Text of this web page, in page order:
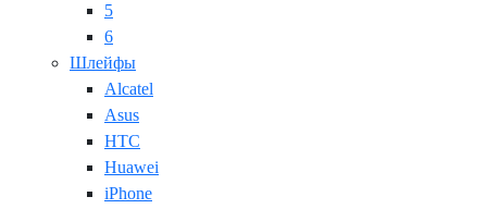
5
6
Шлейфы
Alcatel
Asus
HTC
Huawei
iPhone